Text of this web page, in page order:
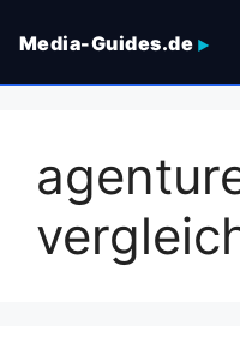
Inhalt
Media-Guides.de